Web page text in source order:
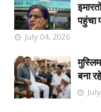
पहुंचा
July 04, 2026
बना